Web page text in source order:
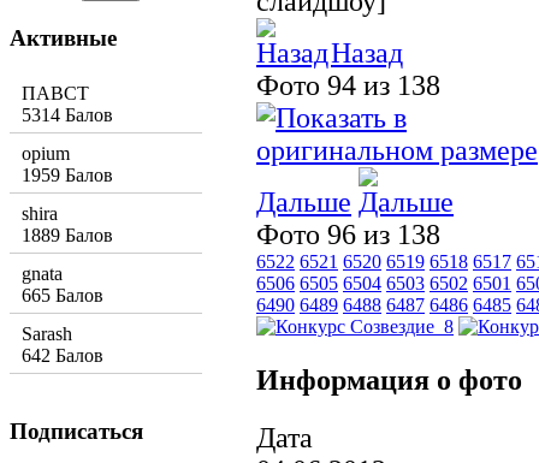
Назад
Фото 94 из 138
Дальше
Фото 96 из 138
6522 6521 6520 6519 6518 6517
6506 6505 6504 6503 6502 6501
6490 6489 6488 6487 6486 6485
Информация о фото
Дата
Активные
ПАВСТ
5314 Балов
opium
1959 Балов
shira
1889 Балов
gnata
665 Балов
Sarash
642 Балов
Подписаться